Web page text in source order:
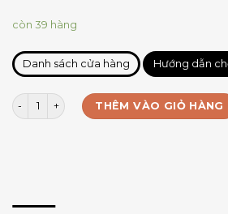
còn 39 hàng
Danh sách cửa hàng Hướng dẫn
Bộ 6 dây kháng lực Aolikes 3601 số lượng
THÊM VÀO GIỎ HÀNG